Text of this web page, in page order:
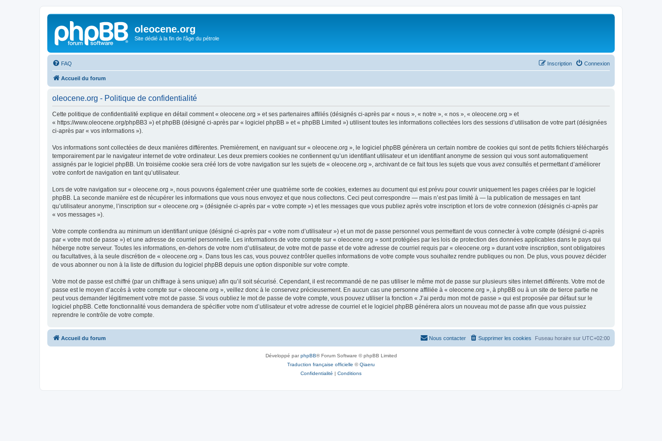
oleocene.org
Site dédié à la fin de l'âge du pétrole
FAQ Connexion
Inscription
Accueil du forum
oleocene.org - Politique de confidentialité
Cette politique de confidentialité explique en détail comment « oleocene.org » et ses partenaires affiliés (désignés ci-après par « nous », « notre », « nos », « oleocene.org » et
« https://www.oleocene.org/phpBB3 ») et phpBB (désigné ci-après par « logiciel phpBB » et « phpBB Limited ») utilisent toutes les informations collectées lors des sessions d’utilisation de votre part (désignées
ci-après par « vos informations »).
Vos informations sont collectées de deux manières différentes. Premièrement, en naviguant sur « oleocene.org », le logiciel phpBB génèrera un certain nombre de cookies qui sont de petits fichiers téléchargés
temporairement par le navigateur internet de votre ordinateur. Les deux premiers cookies ne contiennent qu’un identifiant utilisateur et un identifiant anonyme de session qui vous sont automatiquement
assignés par le logiciel phpBB. Un troisième cookie sera créé lors de votre navigation sur les sujets de « oleocene.org », archivant de ce fait tous les sujets que vous avez consultés et permettant d’améliorer
votre confort de navigation en tant qu’utilisateur.
Lors de votre navigation sur « oleocene.org », nous pouvons également créer une quatrième sorte de cookies, externes au document qui est prévu pour couvrir uniquement les pages créées par le logiciel
phpBB. La seconde manière est de récupérer les informations que vous nous envoyez et que nous collectons. Ceci peut correspondre — mais n’est pas limité à — la publication de messages en tant
qu’utilisateur anonyme, l’inscription sur « oleocene.org » (désignée ci-après par « votre compte ») et les messages que vous publiez après votre inscription et lors de votre connexion (désignés ci-après par
« vos messages »).
Votre compte contiendra au minimum un identifiant unique (désigné ci-après par « votre nom d’utilisateur ») et un mot de passe personnel vous permettant de vous connecter à votre compte (désigné ci-après
par « votre mot de passe ») et une adresse de courriel personnelle. Les informations de votre compte sur « oleocene.org » sont protégées par les lois de protection des données applicables dans le pays qui
héberge notre serveur. Toutes les informations, en-dehors de votre nom d’utilisateur, de votre mot de passe et de votre adresse de courriel requis par « oleocene.org » durant votre inscription, sont obligatoires
ou facultatives, à la seule discrétion de « oleocene.org ». Dans tous les cas, vous pouvez contrôler quelles informations de votre compte vous souhaitez rendre publiques ou non. De plus, vous pouvez décider
de vous abonner ou non à la liste de diffusion du logiciel phpBB depuis une option disponible sur votre compte.
Votre mot de passe est chiffré (par un chiffrage à sens unique) afin qu’il soit sécurisé. Cependant, il est recommandé de ne pas utiliser le même mot de passe sur plusieurs sites internet différents. Votre mot de
passe est le moyen d’accès à votre compte sur « oleocene.org », veillez donc à le conservez précieusement. En aucun cas une personne affiliée à « oleocene.org », à phpBB ou à un site de tierce partie ne
peut vous demander légitimement votre mot de passe. Si vous oubliez le mot de passe de votre compte, vous pouvez utiliser la fonction « J’ai perdu mon mot de passe » qui est proposée par défaut sur le
logiciel phpBB. Cette fonctionnalité vous demandera de spécifier votre nom d’utilisateur et votre adresse de courriel et le logiciel phpBB générera alors un nouveau mot de passe afin que vous puissiez
reprendre le contrôle de votre compte.
Accueil du forum Fuseau horaire sur UTC+02:00
Supprimer les cookies
Nous contacter
Développé parphpBB® Forum Software © phpBB Limited
Traduction française officielle ©Qiaeru
Confidentialité | Conditions